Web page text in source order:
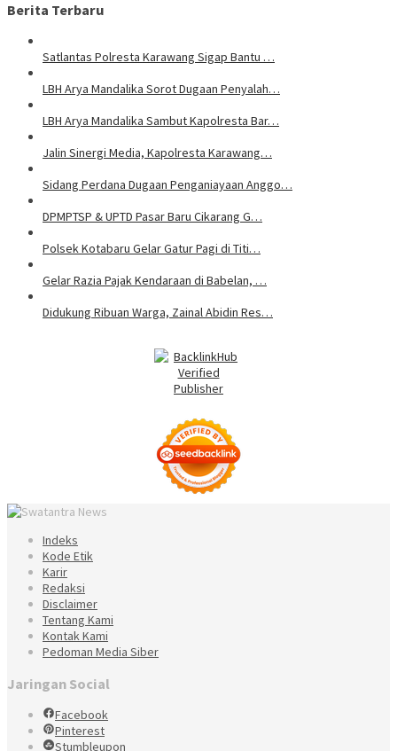
Berita Terbaru
Satlantas Polresta Karawang Sigap Bantu …
LBH Arya Mandalika Sorot Dugaan Penyalah…
LBH Arya Mandalika Sambut Kapolresta Bar…
Jalin Sinergi Media, Kapolresta Karawang…
Sidang Perdana Dugaan Penganiayaan Anggo…
DPMPTSP & UPTD Pasar Baru Cikarang G…
Polsek Kotabaru Gelar Gatur Pagi di Titi…
Gelar Razia Pajak Kendaraan di Babelan, …
Didukung Ribuan Warga, Zainal Abidin Res…
Indeks
Kode Etik
Karir
Redaksi
Disclaimer
Tentang Kami
Kontak Kami
Pedoman Media Siber
Jaringan Social
Facebook
Pinterest
Stumbleupon